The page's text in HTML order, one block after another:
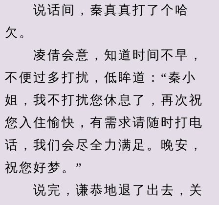
说话间，秦真真打了个哈
欠。
凌倩会意，知道时间不早，
不便过多打扰，低眸道：“秦小
姐，我不打扰您休息了，再次祝
您入住愉快，有需求请随时打电
话，我们会尽全力满足。晚安，
祝您好梦。”
说完，谦恭地退了出去，关